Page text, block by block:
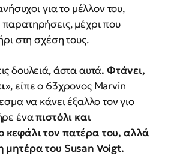
για το μέλλον του,
μέχρι που
στη σχέση τους.
δουλειά, άστα αυτά. Φτάνει,
», είπε ο 63χρονος Marvin
να κάνει έξαλλο τον γιο
έναπιστόλι και
κεφάλι τον πατέρα του, αλλά
μητέρα του Susan Voigt.